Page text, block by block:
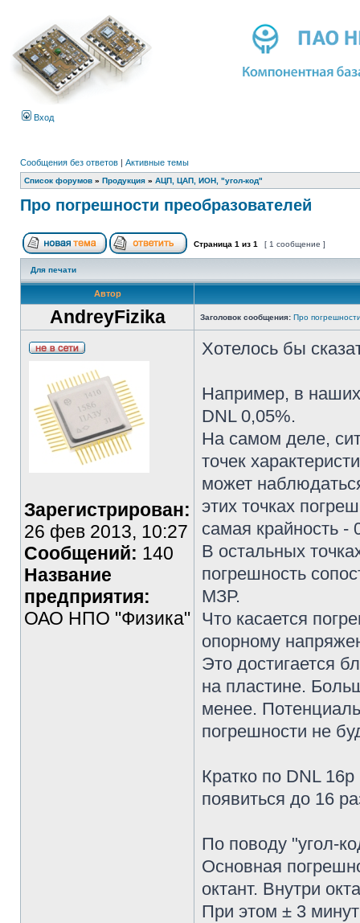
Вход
Сообщения без ответов | Активные темы
Список форумов » Продукция » АЦП, ЦАП, ИОН, "угол-код"
Про погрешности преобразователей
Страница 1 из 1 [ 1 сообщение ]
Для печати
Автор
AndreyFizika Заголовок сообщения: Про
Зарегистрирован:
26 фев 2013, 10:27
Сообщений: 140
Название
предприятия:
ОАО НПО "Физика"
Хотелось бы
Например, в
DNL 0,05%.
На самом деле,
точек
может
этих точках
самая крайность -
В остальных
погрешность
МЗР.
Что касается
опорному
Это достигается
на пластине.
менее.
погрешности не
Кратко по DNL
появиться до 16
По поводу "угол-
Основная
октант. Внутри
При этом ± 3